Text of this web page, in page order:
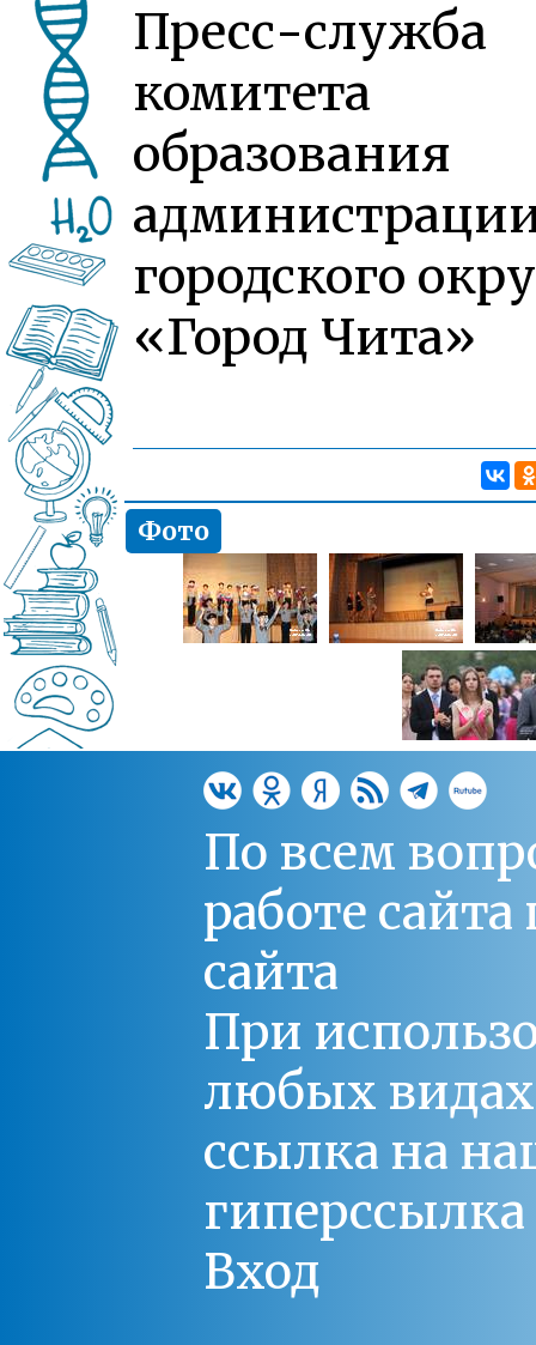
Пресс-служба
комитета
образования
городского
«Город Чита»
Фото
По всем
работе
сайта
При
любых
ссылка на
Вход